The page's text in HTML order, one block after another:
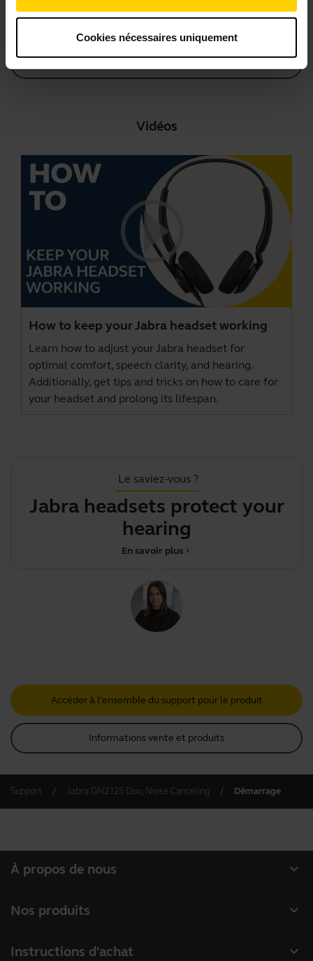
Cookies nécessaires uniquement
0.49 MB - pdf
Vidéos
How to keep your Jabra headset working
Learn how to adjust your Jabra headset for
optimal comfort, speech clarity, and hearing.
Additionally, get tips and tricks on how to care for
your headset and prolong its lifespan.
Le saviez-vous ?
Jabra headsets protect your
hearing
chevron_right
En savoir plus
Accéder à l'ensemble du support pour le produit
Informations vente et produits
Support Jabra GN2125 Duo, Noise Canceling Démarrage
expand_more
À propos de nous
Durabilité
expand_more
Nos produits
expand_more
Instructions d'achat